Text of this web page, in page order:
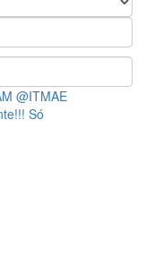
@ITMAE
Só